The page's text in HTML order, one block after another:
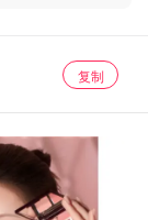
复制